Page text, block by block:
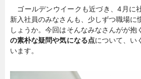
副業
ゴールデンウイークも近づき、4月に
新入社員のみなさんも、少しずつ職場に
しょうか。今回はそんなみなさんがが抱
の素朴な疑問や気になる点について、い
います。